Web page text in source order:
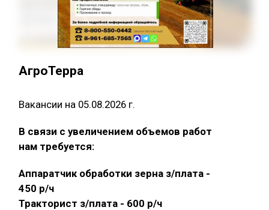
АгроТерра
Вакансии на 05.08.2026 г.
В связи с увеличением объемов работ
нам требуется:
Аппаратчик обработки зерна з/плата -
450 р/ч
Тракторист з/плата - 600 р/ч